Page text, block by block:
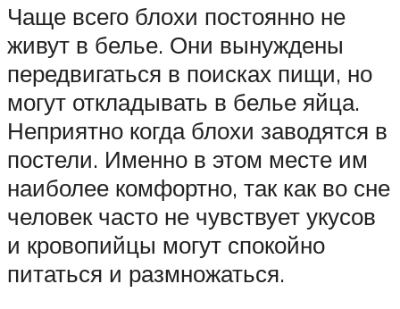
Чаще всего блохи постоянно не
живут в белье. Они вынуждены
передвигаться в поисках пищи, но
могут откладывать в белье яйца.
Неприятно когда блохи заводятся в
постели. Именно в этом месте им
наиболее комфортно, так как во сне
человек часто не чувствует укусов
и кровопийцы могут спокойно
питаться и размножаться.